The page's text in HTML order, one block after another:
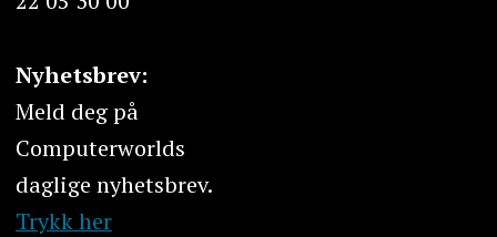
Nyhetsbrev:
Meld deg på
Computerworlds
daglige nyhetsbrev.
Trykk her